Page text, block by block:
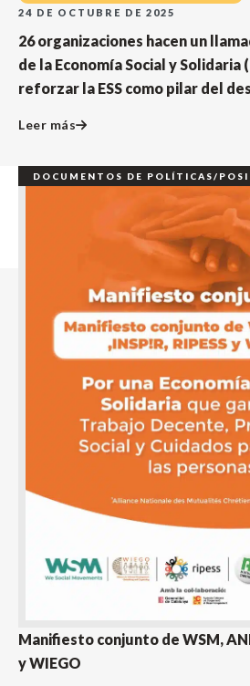
24 DE OCTUBRE DE 2025
26 organizaciones hacen un
de la Economía Social y Solidaria
reforzar la ESS como pilar del
Leer más
DOCUMENTOS DE POLÍTICAS/
Manifiesto conjunto de WSM,
y WIEGO